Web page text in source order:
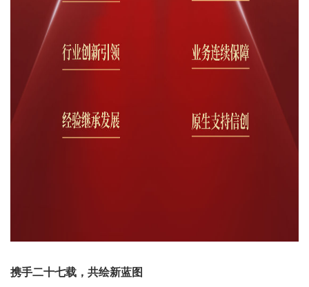
携手二十七载，共绘新蓝图